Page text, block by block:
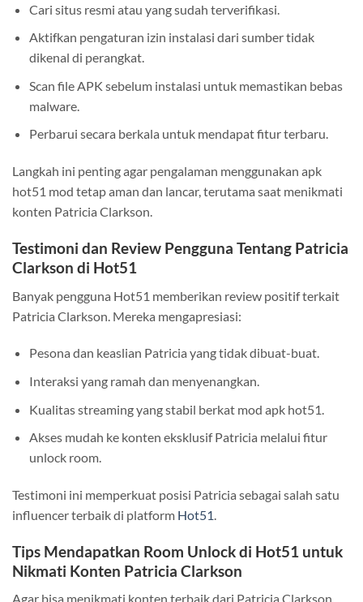
Cari situs resmi atau yang sudah terverifikasi.
Aktifkan pengaturan izin instalasi dari sumber tidak
dikenal di perangkat.
Scan file APK sebelum instalasi untuk memastikan bebas
malware.
Perbarui secara berkala untuk mendapat fitur terbaru.
Langkah ini penting agar pengalaman menggunakan apk
hot51 mod tetap aman dan lancar, terutama saat menikmati
konten Patricia Clarkson.
Testimoni dan Review Pengguna Tentang Patricia
Clarkson di Hot51
Banyak pengguna Hot51 memberikan review positif terkait
Patricia Clarkson. Mereka mengapresiasi:
Pesona dan keaslian Patricia yang tidak dibuat-buat.
Interaksi yang ramah dan menyenangkan.
Kualitas streaming yang stabil berkat mod apk hot51.
Akses mudah ke konten eksklusif Patricia melalui fitur
unlock room.
Testimoni ini memperkuat posisi Patricia sebagai salah satu
influencer terbaik di platform Hot51.
Tips Mendapatkan Room Unlock di Hot51 untuk
Nikmati Konten Patricia Clarkson
Agar bisa menikmati konten terbaik dari Patricia Clarkson,